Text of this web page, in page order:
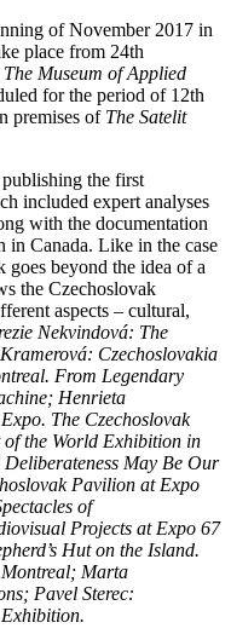
of November 2017 in
place from 24th
The Museum of Applied
for the period of 12th
premises of The Satelit
the first
included expert analyses
with the documentation
in Canada. Like in the case
beyond the idea of a
the Czechoslovak
aspects – cultural,
Nekvindová: The
Czechoslovakia
From Legendary
Henrieta
The Czechoslovak
the World Exhibition in
May Be Our
Pavilion at Expo
of
Projects at Expo 67
Hut on the Island.
Marta
Pavel Sterec: